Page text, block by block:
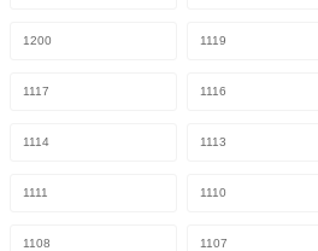
1200 1119
1117 1116
1114 1113
1111 1110
1108 1107